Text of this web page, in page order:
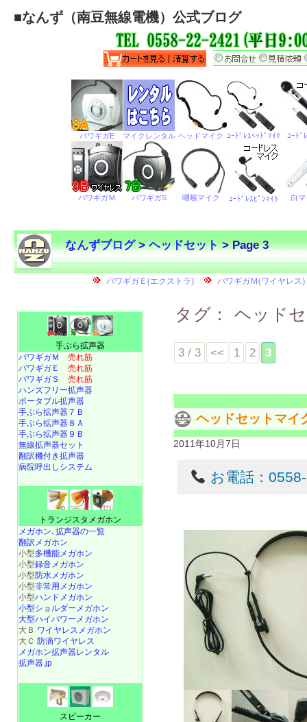
■なんず（南豆無線電機）公式ブログ
なんずブログ>ヘッドセット> Page 3
タグ： ヘッド
3 / 3 << 1 2 3
ヘッドセットマイ
2011年10月7日
お電話：
手ぶら拡声器
パワギガＭ 売れ筋
パワギガＥ 売れ筋
パワギガＳ 売れ筋
ハンズフリー拡声器
ポータブル拡声器
手ぶら拡声器７Ｂ
手ぶら拡声器８Ａ
手ぶら拡声器９Ｂ
無線拡声器セット
翻訳機付き拡声器
病院呼出しシステム
トランジスタメガホン
メガホン､拡声器の一覧
翻訳メガホン
小型多機能メガホン
小型録音メガホン
小型防水メガホン
小型非常用メガホン
小型ハンドメガホン
小型ショルダーメガホン
大型ハイパワーメガホン
大Ｂ ワイヤレスメガホン
大Ｃ 防滴ワイヤレス
メガホン拡声器レンタル
拡声器.jp
スピーカー